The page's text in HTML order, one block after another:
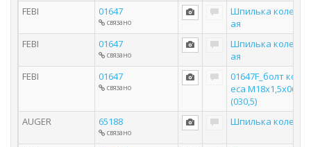
FEBI 01647
связано
Шпилька колесн
ая
FEBI
01647
связано
Шпилька колесн
ая
FEBI
01647
связано
01647F_болт кол
еса М18х1,5х065
(030,5)
AUGER
65188
связано
Шпилька колеса